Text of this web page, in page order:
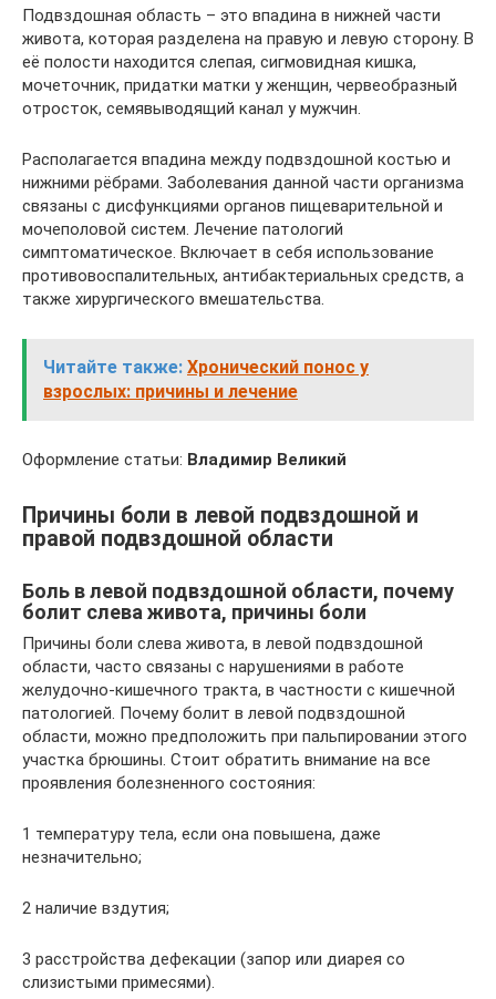
Подвздошная область – это впадина в нижней части
живота, которая разделена на правую и левую сторону. В
её полости находится слепая, сигмовидная кишка,
мочеточник, придатки матки у женщин, червеобразный
отросток, семявыводящий канал у мужчин.
Располагается впадина между подвздошной костью и
нижними рёбрами. Заболевания данной части организма
связаны с дисфункциями органов пищеварительной и
мочеполовой систем. Лечение патологий
симптоматическое. Включает в себя использование
противовоспалительных, антибактериальных средств, а
также хирургического вмешательства.
Читайте также: Хронический понос у
взрослых: причины и лечение
Оформление статьи: Владимир Великий
Причины боли в левой подвздошной и
правой подвздошной области
Боль в левой подвздошной области, почему
болит слева живота, причины боли
Причины боли слева живота, в левой подвздошной
области, часто связаны с нарушениями в работе
желудочно-кишечного тракта, в частности с кишечной
патологией. Почему болит в левой подвздошной
области, можно предположить при пальпировании этого
участка брюшины. Стоит обратить внимание на все
проявления болезненного состояния:
1 температуру тела, если она повышена, даже
незначительно;
2 наличие вздутия;
3 расстройства дефекации (запор или диарея со
слизистыми примесями).